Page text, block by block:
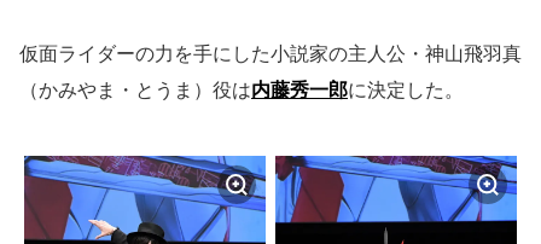
仮面ライダーの力を手にした小説家の主人公・神山飛羽真
（かみやま・とうま）役は内藤秀一郎に決定した。